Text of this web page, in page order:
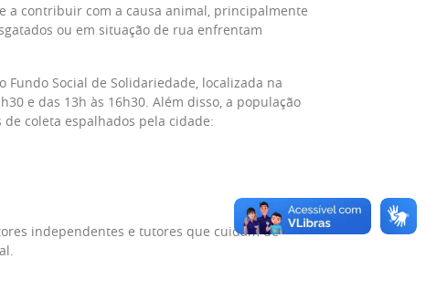
a contribuir com a causa animal, principalmente
ou em situação de rua enfrentam
Social de Solidariedade, localizada na
e das 13h às 16h30. Além disso, a população
coleta espalhados pela cidade:
independentes e tutores que cuidam de